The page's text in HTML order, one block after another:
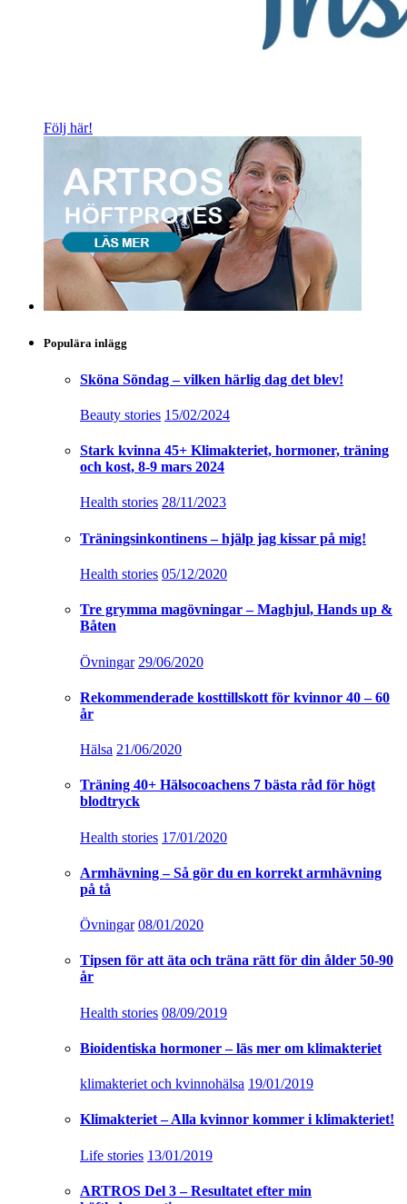
Följ här!
Populära inlägg
Sköna Söndag – vilken härlig dag det blev!
Beauty stories 15/02/2024
Stark kvinna 45+ Klimakteriet, hormoner, träning
och kost, 8-9 mars 2024
Health stories 28/11/2023
Träningsinkontinens – hjälp jag kissar på mig!
Health stories 05/12/2020
Tre grymma magövningar – Maghjul, Hands up &
Båten
Övningar 29/06/2020
Rekommenderade kosttillskott för kvinnor 40 – 60
år
Hälsa 21/06/2020
Träning 40+ Hälsocoachens 7 bästa råd för högt
blodtryck
Health stories 17/01/2020
Armhävning – Så gör du en korrekt armhävning
på tå
Övningar 08/01/2020
Tipsen för att äta och träna rätt för din ålder 50-90
år
Health stories 08/09/2019
Bioidentiska hormoner – läs mer om klimakteriet
klimakteriet och kvinnohälsa 19/01/2019
Klimakteriet – Alla kvinnor kommer i klimakteriet!
Life stories 13/01/2019
ARTROS Del 3 – Resultatet efter min